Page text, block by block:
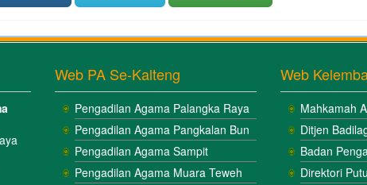
Web PA Se-Kalteng
Pengadilan Agama Palangka Raya
Pengadilan Agama Pangkalan Bun
Pengadilan Agama Sampit
Pengadilan Agama Muara Teweh
Web
Mahkamah
Ditjen
Badan
Direktori